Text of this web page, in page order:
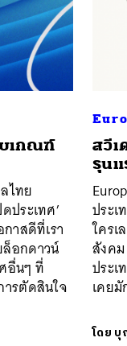
เกณฑ์
ไทย
ประเทศ’
าสดีที่เรา
อกดาวน์
อื่นๆ ที่
ารตัดสินใจ
สวีเ
รุนแ
ประ
ใคร
สังค
ประเ
เคย
โดย บุ